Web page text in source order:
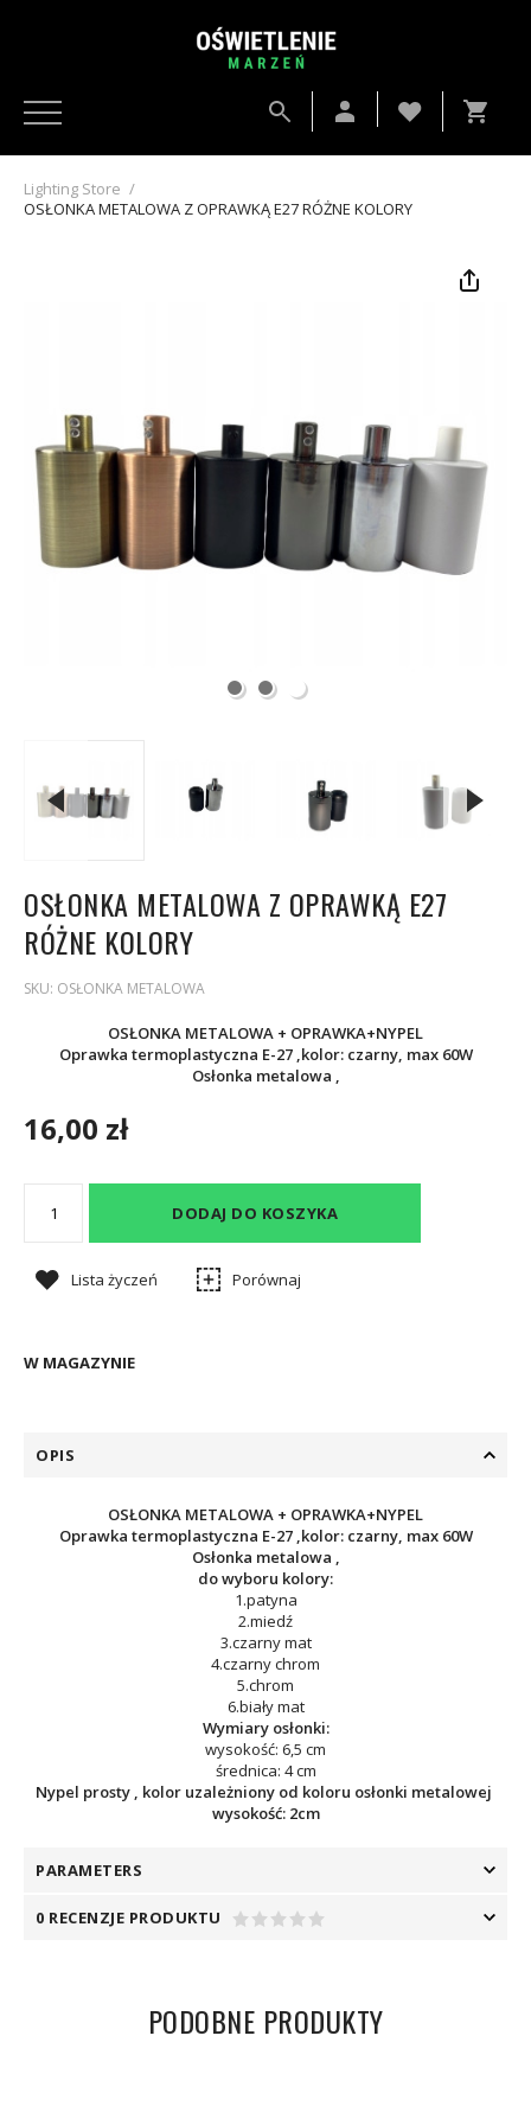
Lighting Store /
OSŁONKA METALOWA Z OPRAWKĄ E27 RÓŻNE KOLORY
OSŁONKA METALOWA Z OPRAWKĄ E27
RÓŻNE KOLORY
SKU: OSŁONKA METALOWA
OSŁONKA METALOWA + OPRAWKA+NYPEL
Oprawka termoplastyczna E-27 ,kolor: czarny, max 60W
Osłonka metalowa ,
16,00 zł
DODAJ DO KOSZYKA
Lista życzeń Porównaj
W MAGAZYNIE
OPIS
OSŁONKA METALOWA + OPRAWKA+NYPEL
Oprawka termoplastyczna E-27 ,kolor: czarny, max 60W
Osłonka metalowa ,
do wyboru kolory:
1.patyna
2.miedź
3.czarny mat
4.czarny chrom
5.chrom
6.biały mat
Wymiary osłonki:
wysokość: 6,5 cm
średnica: 4 cm
Nypel prosty , kolor uzależniony od koloru osłonki metalowej
wysokość: 2cm
PARAMETERS
0 RECENZJE PRODUKTU
PODOBNE PRODUKTY